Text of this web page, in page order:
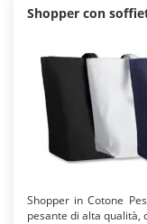
Shopper con
Shopper in Cotone
pesante di alta qualità,